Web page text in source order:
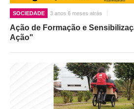
SOCIEDADE 3 anos 6 meses atrás
Ação de Formação e
Ação"